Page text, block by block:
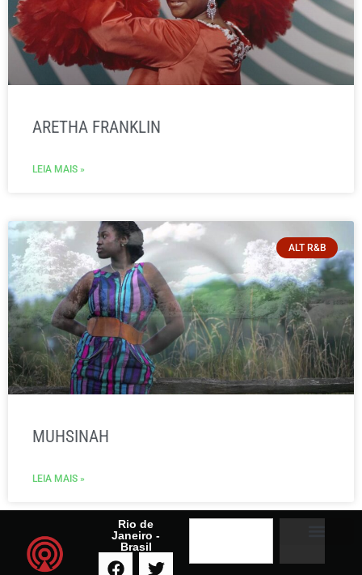
ARETHA FRANKLIN
LEIA MAIS »
ALT R&B
MUHSINAH
LEIA MAIS »
Rio de
Janeiro -
Brasil